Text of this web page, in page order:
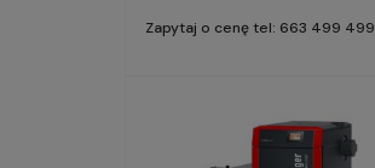
Zapytaj o cenę tel: 663 499 499